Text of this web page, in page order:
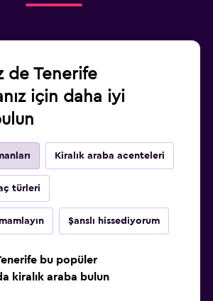
de Tenerife
için daha iyi
Kiralık araba acenteleri
türleri
Şanslı hissediyorum
bu popüler
kiralık araba bulun